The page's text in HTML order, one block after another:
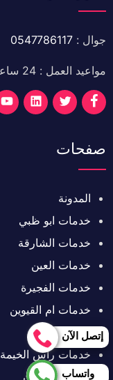
جوال : 0547786117
مواعيد العمل : 24 ساعة طوال أيام الأسبوع
تابعنا
فيسبوك
تابعنا
تابعنا
صفحات
المدونة
خدمات ابو ظبي
خدمات الشارقة
خدمات العين
خدمات الفجيرة
خدمات ام القيوين
خدمات دبي
خدمات رأس الخيمة
خدمات عجمان
واتساب
إتصل الآن